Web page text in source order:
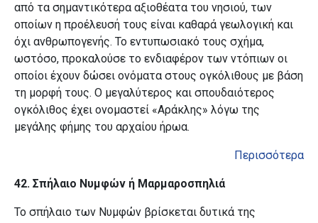
από τα σημαντικότερα αξιοθέατα του νησιού, των
οποίων η προέλευσή τους είναι καθαρά γεωλογική και
όχι ανθρωπογενής. Το εντυπωσιακό τους σχήμα,
ωστόσο, προκαλούσε το ενδιαφέρον των ντόπιων οι
οποίοι έχουν δώσει ονόματα στους ογκόλιθους με βάση
τη μορφή τους. Ο μεγαλύτερος και σπουδαιότερος
ογκόλιθος έχει ονομαστεί «Αράκλης» λόγω της
μεγάλης φήμης του αρχαίου ήρωα.
Περισσότερα
42. Σπήλαιο Νυμφών ή Μαρμαροσπηλιά
Το σπήλαιο των Νυμφών βρίσκεται δυτικά της